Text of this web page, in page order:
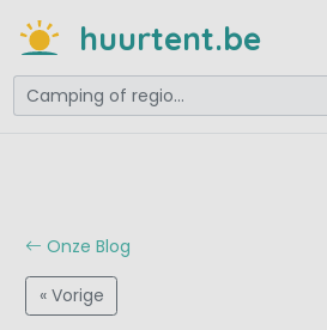
huurtent.be
Onze Blog
« Vorige